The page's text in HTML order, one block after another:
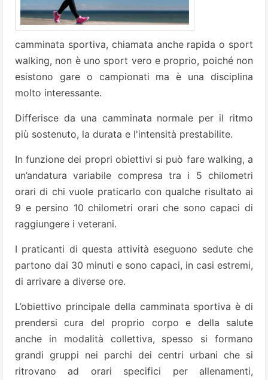
camminata sportiva, chiamata anche rapida o sport
walking, non è uno sport vero e proprio, poiché non
esistono gare o campionati ma è una disciplina
molto interessante.
Differisce da una camminata normale per il ritmo
più sostenuto, la durata e l'intensità prestabilite.
In funzione dei propri obiettivi si può fare walking, a
un’andatura variabile compresa tra i 5 chilometri
orari di chi vuole praticarlo con qualche risultato ai
9 e persino 10 chilometri orari che sono capaci di
raggiungere i veterani.
I praticanti di questa attività eseguono sedute che
partono dai 30 minuti e sono capaci, in casi estremi,
di arrivare a diverse ore.
L’obiettivo principale della camminata sportiva è di
prendersi cura del proprio corpo e della salute
anche in modalità collettiva, spesso si formano
grandi gruppi nei parchi dei centri urbani che si
ritrovano ad orari specifici per allenamenti,